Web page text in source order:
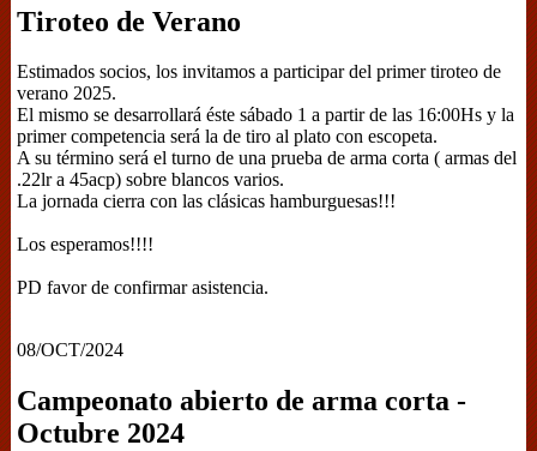
Tiroteo de Verano
Estimados socios, los invitamos a participar del primer tiroteo de
verano 2025.
El mismo se desarrollará éste sábado 1 a partir de las 16:00Hs y la
primer competencia será la de tiro al plato con escopeta.
A su término será el turno de una prueba de arma corta ( armas del
.22lr a 45acp) sobre blancos varios.
La jornada cierra con las clásicas hamburguesas!!!
Los esperamos!!!!
PD favor de confirmar asistencia.
08/OCT/2024
Campeonato abierto de arma corta -
Octubre 2024